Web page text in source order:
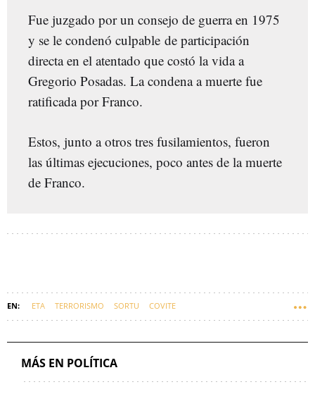
Fue juzgado por un consejo de guerra en 1975
y se le condenó culpable de participación
directa en el atentado que costó la vida a
Gregorio Posadas. La condena a muerte fue
ratificada por Franco.
Estos, junto a otros tres fusilamientos, fueron
las últimas ejecuciones, poco antes de la muerte
de Franco.
ETA TERRORISMO SORTU COVITE
PRESOS DE ETA EUSKADI
MÁS EN POLÍTICA